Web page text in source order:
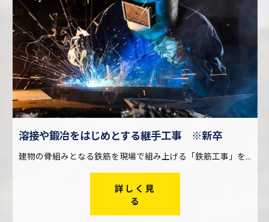
溶接や鍛冶をはじめとする継手工事 ※新卒
詳しく見
る